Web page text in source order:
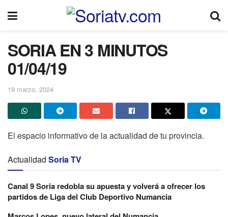
SORIA EN 3 MINUTOS
01/04/19
19 marzo, 2024
El espacio informativo de la actualidad de tu provincia.
Actualidad Soria TV
Canal 9 Soria redobla su apuesta y volverá a ofrecer los
partidos de Liga del Club Deportivo Numancia